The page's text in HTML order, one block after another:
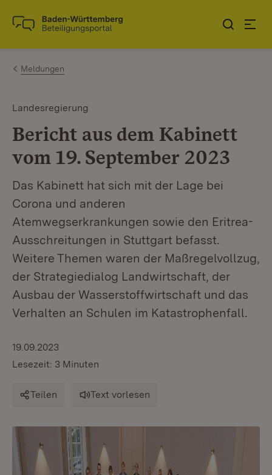
Zum Inhalt springen
Link zur Startseite
Meldungen
Landesregierung
Bericht aus dem Kabinett
vom 19. September 2023
Das Kabinett hat sich mit der Lage bei
Corona und anderen
Atemwegserkrankungen sowie den Eritrea-
Ausschreitungen in Stuttgart befasst.
Weitere Themen waren der Maßregelvollzug,
der Strategiedialog Landwirtschaft, der
Ausbau der Wasserstoffwirtschaft und das
Verhalten an Schulen im Katastrophenfall.
19.09.2023
Lesezeit: 3 Minuten
Teilen Text vorlesen